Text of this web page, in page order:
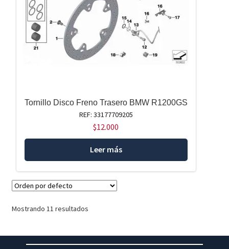
Tornillo Disco Freno Trasero BMW R1200GS
REF: 33177709205
$12.000
Leer más
Mostrando 11 resultados